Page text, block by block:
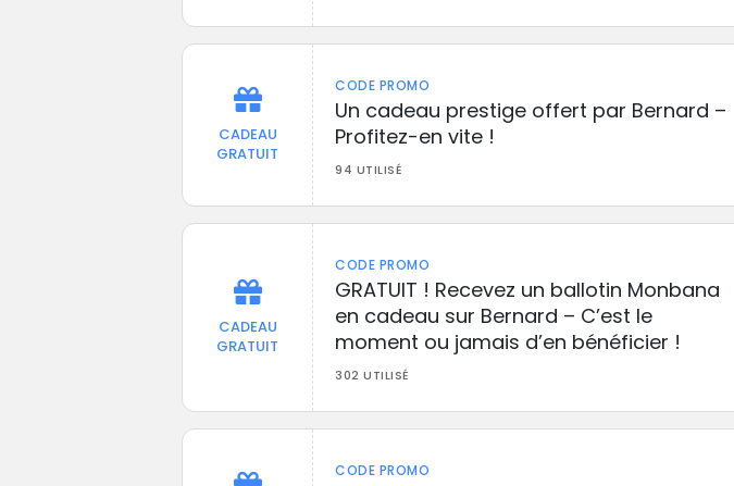
CADEAU
GRATUIT
CODE PROMO
Un cadeau prestige offert par Bernard –
Profitez-en vite !
94 UTILISÉ
CADEAU
GRATUIT
CODE PROMO
GRATUIT ! Recevez un ballotin Monbana
en cadeau sur Bernard – C’est le
moment ou jamais d’en bénéficier !
302 UTILISÉ
CODE PROMO